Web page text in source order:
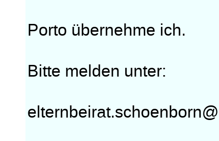
Porto übernehme ich.
Bitte melden unter: